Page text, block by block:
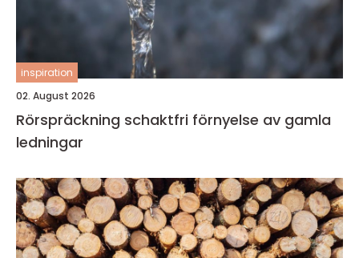
inspiration
02. August 2026
Rörspräckning schaktfri förnyelse av gamla
ledningar